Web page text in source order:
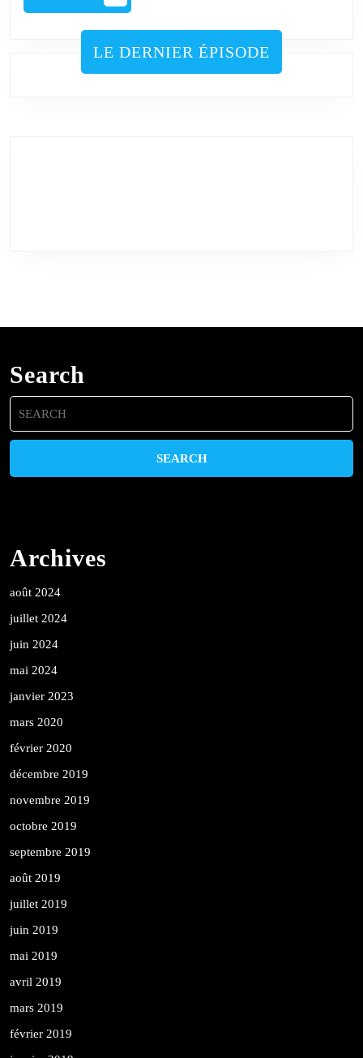
PLUS
LE DERNIER ÉPISODE
Search
Search
for:
Archives
août 2024
juillet 2024
juin 2024
mai 2024
janvier 2023
mars 2020
février 2020
décembre 2019
novembre 2019
octobre 2019
septembre 2019
août 2019
juillet 2019
juin 2019
mai 2019
avril 2019
mars 2019
février 2019